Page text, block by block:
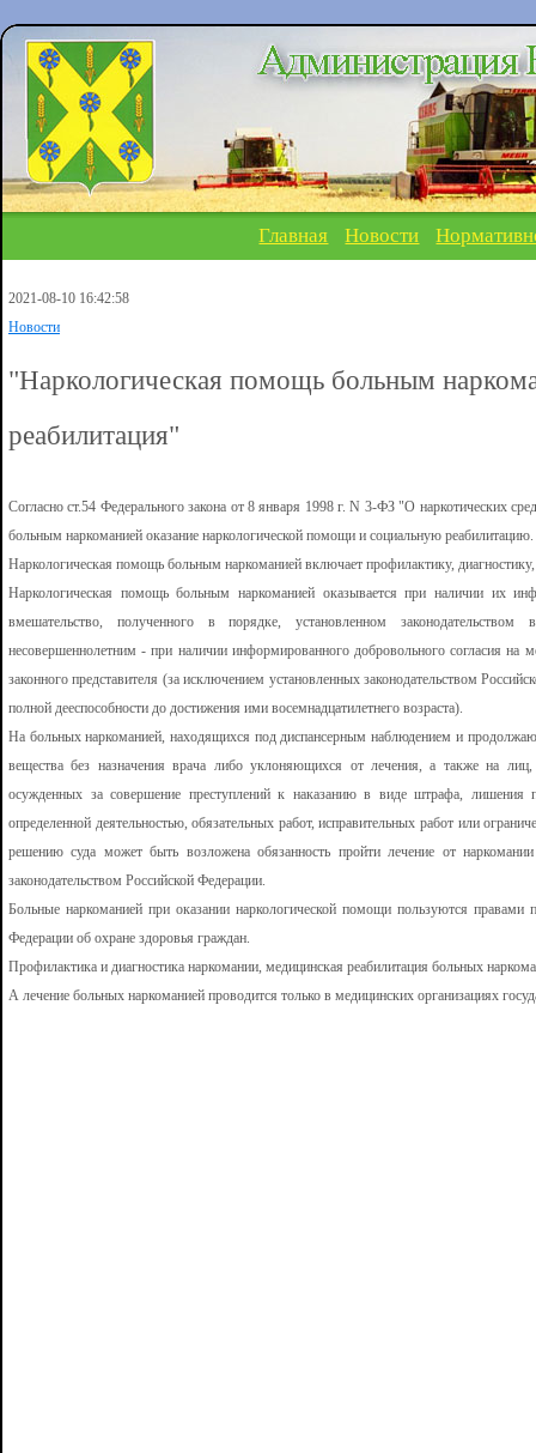
Главная Новости
2021-08-10 16:42:58
Новости
"Наркологическая помощь больным
реабилитация"
Согласно ст.54 Федерального закона от 8 января 1998 г. N 3-ФЗ "О наркотических
больным наркоманией оказание наркологической помощи и социальную реабилитацию.
Наркологическая помощь больным наркоманией включает профилактику,
Наркологическая помощь больным наркоманией оказывается при наличии их
вмешательство, полученного в порядке, установленном
несовершеннолетним - при наличии информированного добровольного согласия на
законного представителя (за исключением установленных законодательством
полной дееспособности до достижения ими восемнадцатилетнего возраста).
На больных наркоманией, находящихся под диспансерным наблюдением и
вещества без назначения врача либо уклоняющихся от лечения, а также на лиц,
осужденных за совершение преступлений к наказанию в виде штрафа, лишения
определенной деятельностью, обязательных работ, исправительных работ или
решению суда может быть возложена обязанность пройти лечение от
законодательством Российской Федерации.
Больные наркоманией при оказании наркологической помощи пользуются правами
Федерации об охране здоровья граждан.
Профилактика и диагностика наркомании, медицинская реабилитация больных
А лечение больных наркоманией проводится только в медицинских организациях